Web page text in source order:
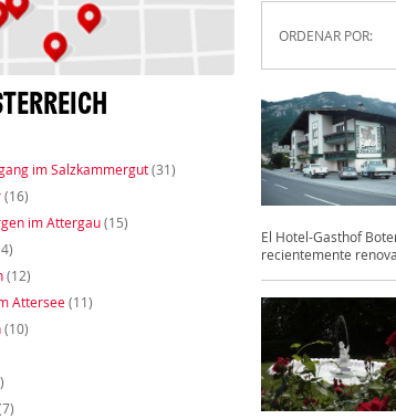
im Salzkammergut(31)
(16)
im Attergau(15)
(12)
Attersee(11)
(10)
ORDENAR POR:
El Hotel-Gasthof
recientemente